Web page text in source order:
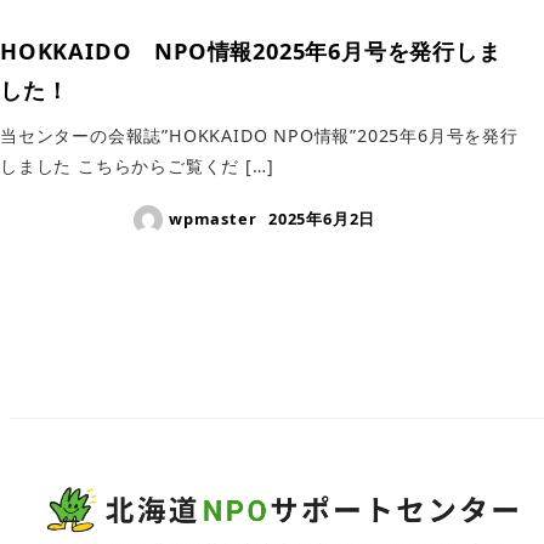
HOKKAIDO NPO情報2025年6月号を発行しま
した！
当センターの会報誌”HOKKAIDO NPO情報”2025年6月号を発行
しました こちらからご覧くだ […]
wpmaster 2025年6月2日